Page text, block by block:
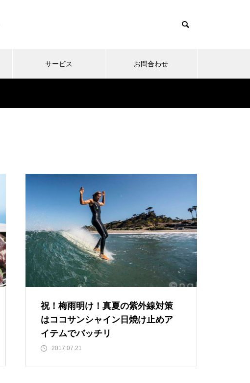
サービス お問合わせ
祝！梅雨明け！真夏の紫外線対策
はココサンシャイン日焼け止めア
イテムでバッチリ
2017.07.21